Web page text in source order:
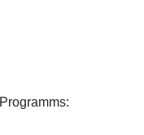
Programms: